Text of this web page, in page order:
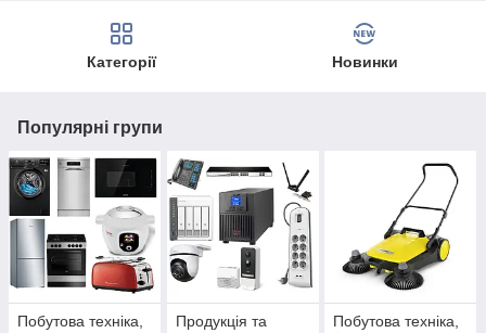
Категорії Новинки
Популярні групи
Побутова техніка,
Продукція та
Побутова техніка,